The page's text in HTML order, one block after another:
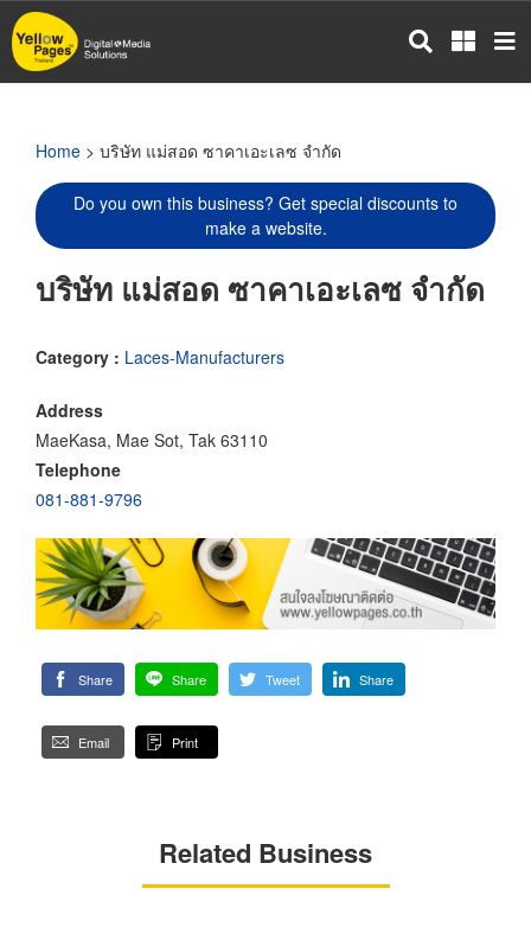
Skip
to
main
Home > บริษัท แม่สอด ซาคาเอะเลซ จำกัด
Do you own this business? Get special discounts to
make a website.
บริษัท แม่สอด ซาคาเอะเลซ จำกัด
Category : Laces-Manufacturers
Address
MaeKasa, Mae Sot, Tak 63110
Telephone
081-881-9796
Share Share Tweet Share
Email Print
Related Business